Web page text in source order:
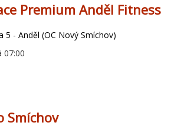
Premium Anděl Fitness
5 - Anděl (OC Nový Smíchov)
07:00
Smíchov